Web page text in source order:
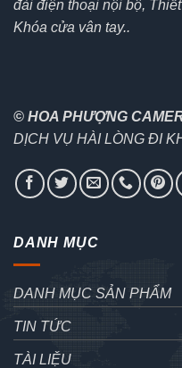
đài điện thoại nội bộ,
Khóa cửa vân tay..
© HOA PHƯỢNG
DỊCH VỤ HÀI LÒNG ĐI
DANH MỤC
DANH MỤC SẢN PHẨM
TIN TỨC
TÀI LIỆU